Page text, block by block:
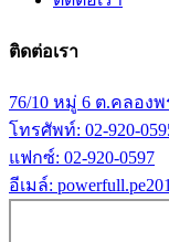
ติดต่อเรา
76/10 หมู่ 6 ต.คลอง
โทรศัพท์: 02-920-
แฟกซ์: 02-920-0597
อีเมล์: